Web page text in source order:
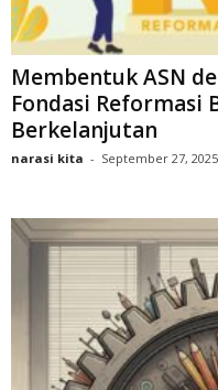
Membentuk ASN
Fondasi Reformasi
Berkelanjutan
narasi kita - September 27, 2025